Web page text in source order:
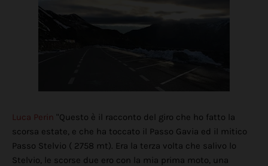
Luca Perin "Questo è il racconto del giro che ho fatto la
scorsa estate, e che ha toccato il Passo Gavia ed il mitico
Passo Stelvio ( 2758 mt). Era la terza volta che salivo lo
Stelvio, le scorse due ero con la mia prima moto, una